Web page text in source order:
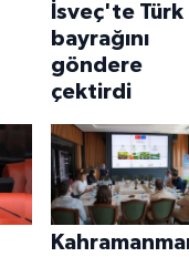
İsveç'te Türk
bayrağını
göndere
çektirdi